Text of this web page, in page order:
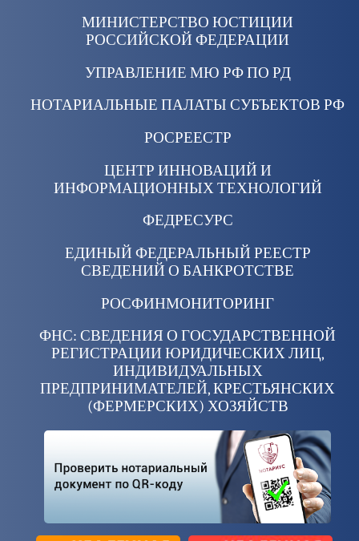
МИНИСТЕРСТВО ЮСТИЦИИ
РОССИЙСКОЙ ФЕДЕРАЦИИ
УПРАВЛЕНИЕ МЮ РФ ПО РД
НОТАРИАЛЬНЫЕ ПАЛАТЫ СУБЪЕКТОВ РФ
РОСРЕЕСТР
ЦЕНТР ИННОВАЦИЙ И
ИНФОРМАЦИОННЫХ ТЕХНОЛОГИЙ
ФЕДРЕСУРС
ЕДИНЫЙ ФЕДЕРАЛЬНЫЙ РЕЕСТР
СВЕДЕНИЙ О БАНКРОТСТВЕ
РОСФИНМОНИТОРИНГ
ФНС: СВЕДЕНИЯ О ГОСУДАРСТВЕННОЙ
РЕГИСТРАЦИИ ЮРИДИЧЕСКИХ ЛИЦ,
ИНДИВИДУАЛЬНЫХ
ПРЕДПРИНИМАТЕЛЕЙ, КРЕСТЬЯНСКИХ
(ФЕРМЕРСКИХ) ХОЗЯЙСТВ